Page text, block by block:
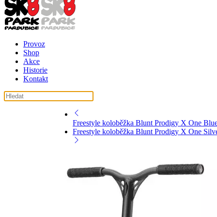
Provoz
Shop
Akce
Historie
Kontakt
Freestyle koloběžka Blunt Prodigy X One
Freestyle koloběžka Blunt Prodigy X One